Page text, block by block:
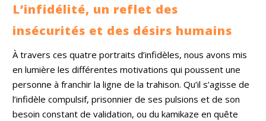
L’infidélité, un reflet des
insécurités et des désirs humains
À travers ces quatre portraits d’infidèles, nous avons mis
en lumière les différentes motivations qui poussent une
personne à franchir la ligne de la trahison. Qu’il s’agisse de
l’infidèle compulsif, prisonnier de ses pulsions et de son
besoin constant de validation, ou du kamikaze en quête